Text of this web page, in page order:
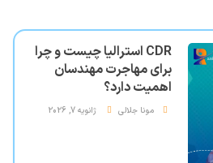
CDR استرالیا چیست و چرا
برای مهاجرت مهندسان
اهمیت دارد؟
مونا جلالی ژانویه 7, 2026